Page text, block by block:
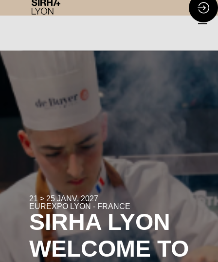
21 > 25 JANV. 2027
EUREXPO LYON - FRANCE
SIRHA LYON
WELCOME TO